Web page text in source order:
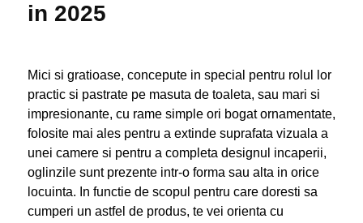
in 2025
Mici si gratioase, concepute in special pentru rolul lor
practic si pastrate pe masuta de toaleta, sau mari si
impresionante, cu rame simple ori bogat ornamentate,
folosite mai ales pentru a extinde suprafata vizuala a
unei camere si pentru a completa designul incaperii,
oglinzile sunt prezente intr-o forma sau alta in orice
locuinta. In functie de scopul pentru care doresti sa
cumperi un astfel de produs, te vei orienta cu